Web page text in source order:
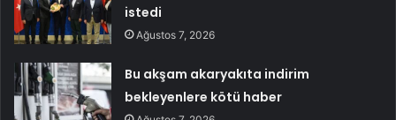
istedi
Ağustos 7, 2026
Bu akşam akaryakıta indirim
bekleyenlere kötü haber